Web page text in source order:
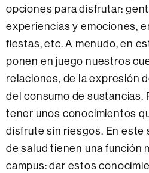
opciones para disfrutar:
experiencias y emociones,
fiestas, etc. A menudo, en
ponen en juego nuestros
relaciones, de la expresión
del consumo de sustancias.
tener unos conocimientos
disfrute sin riesgos. En
de salud tienen una función
campus: dar estos